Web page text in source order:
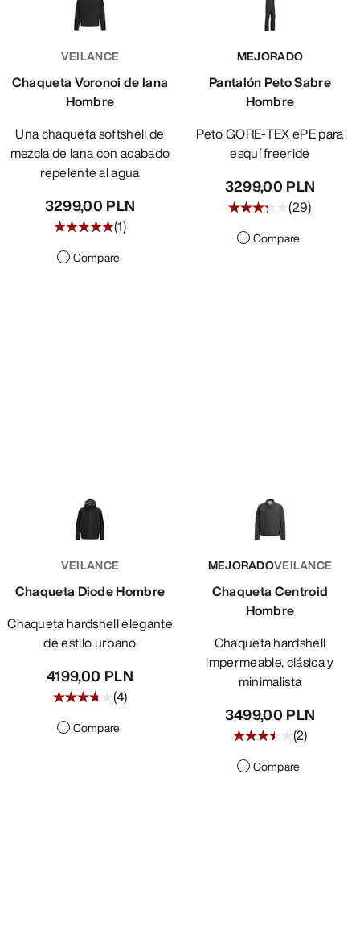
VEILANCE
Chaqueta Voronoi de lana
Hombre
Una chaqueta softshell de
mezcla de lana con acabado
repelente al agua
3299,00 PLN
(1)
Compare
MEJORADO
Pantalón Peto Sabre
Hombre
Peto GORE-TEX ePE para
esquí freeride
3299,00 PLN
(29)
Compare
VEILANCE
Chaqueta Diode Hombre
Chaqueta hardshell elegante
de estilo urbano
4199,00 PLN
(4)
Compare
MEJORADOVEILANCE
Chaqueta Centroid
Hombre
Chaqueta hardshell
impermeable, clásica y
minimalista
3499,00 PLN
(2)
Compare